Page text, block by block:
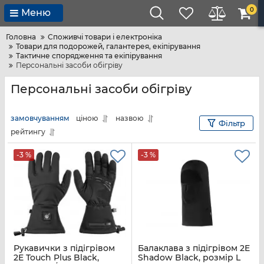
Меню 0
Головна
Споживчі товари і електроніка
Товари для подорожей, галантерея, екіпірування
Тактичне спорядження та екіпірування
Персональні засоби обігріву
Персональні засоби обігріву
замовчуванням ціною
назвою
рейтингу
Фільтр
-3 %
Рукавички з підігрівом
2E Touch Plus Black,
-3 %
Балаклава з підігрівом 2E
Shadow Black, розмір L